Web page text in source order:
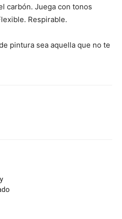
carbón. Juega con tonos
Respirable.
pintura sea aquella que no te